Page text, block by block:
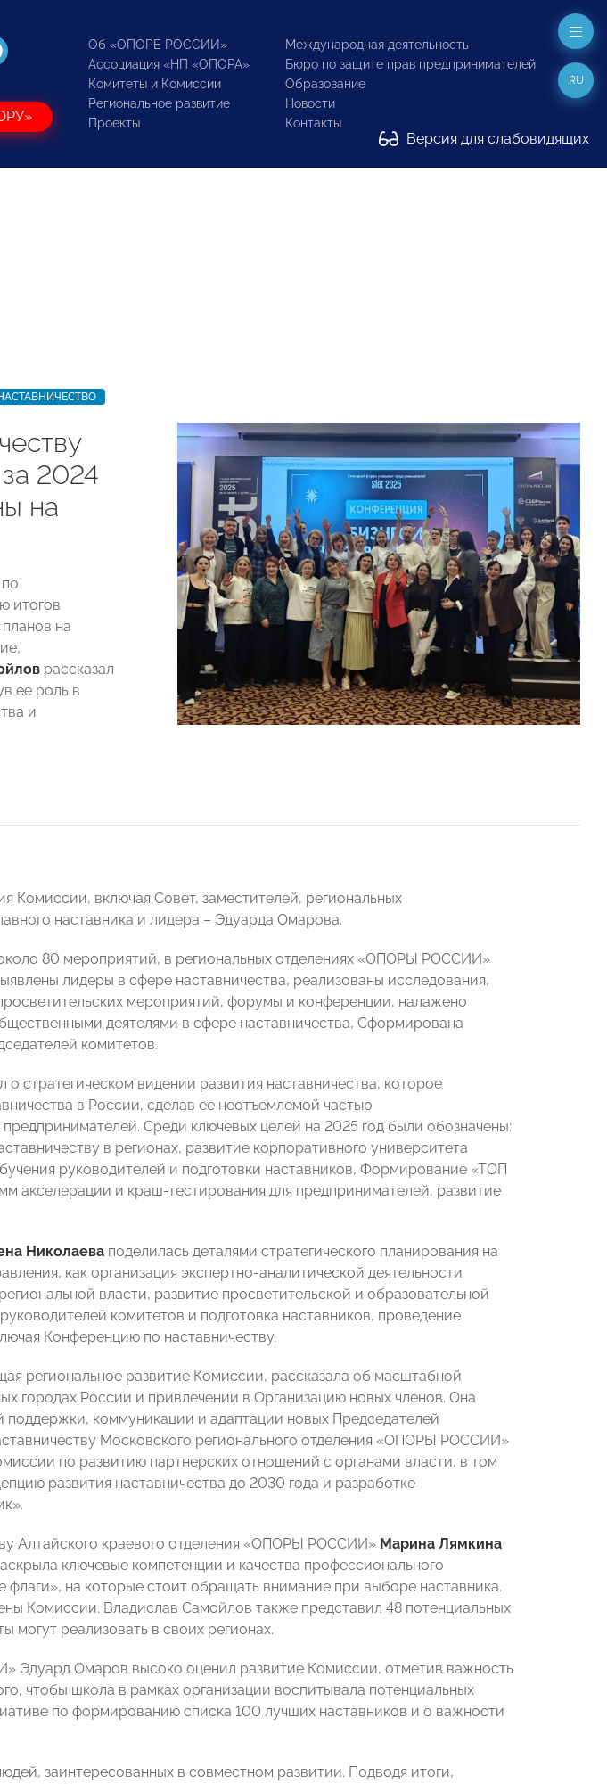
Об «ОПОРЕ РОССИИ»
Ассоциация «НП «ОПОРА»
Комитеты и Комиссии
Региональное развитие
Проекты
Международная деятельность
Бюро по защите прав предпринимателей
Образование
Новости
Контакты
Версия для слабовидящих
RU
2024
на
итогов
на
рассказал
ее роль в
и
Комиссии, включая Совет, заместителей, региональных
наставника и лидера – Эдуарда Омарова.
80 мероприятий, в региональных отделениях «ОПОРЫ РОССИИ»
лидеры в сфере наставничества, реализованы исследования,
мероприятий, форумы и конференции, налажено
деятелями в сфере наставничества, Сформирована
комитетов.
стратегическом видении развития наставничества, которое
в России, сделав ее неотъемлемой частью
Среди ключевых целей на 2025 год были обозначены:
в регионах, развитие корпоративного университета
руководителей и подготовки наставников, Формирование «ТОП
акселерации и краш-тестирования для предпринимателей, развитие
Николаева поделилась деталями стратегического планирования на
как организация экспертно-аналитической деятельности
власти, развитие просветительской и образовательной
комитетов и подготовка наставников, проведение
Конференцию по наставничеству.
региональное развитие Комиссии, рассказала об масштабной
городах России и привлечении в Организацию новых членов. Она
поддержки, коммуникации и адаптации новых Председателей
Московского регионального отделения «ОПОРЫ РОССИИ»
по развитию партнерских отношений с органами власти, в том
развития наставничества до 2030 года и разработке
Алтайского краевого отделения «ОПОРЫ РОССИИ» Марина Лямкина
ключевые компетенции и качества профессионального
флаги», на которые стоит обращать внимание при выборе наставника.
Комиссии. Владислав Самойлов также представил 48 потенциальных
могут реализовать в своих регионах.
Омаров высоко оценил развитие Комиссии, отметив важность
чтобы школа в рамках организации воспитывала потенциальных
по формированию списка 100 лучших наставников и о важности
заинтересованных в совместном развитии. Подводя итоги,